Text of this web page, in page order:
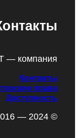
— компания
Контакты
права
Доступность
— 2024 ©